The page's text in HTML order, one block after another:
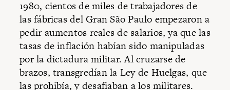
1980, cientos de miles de trabajadores de
las fábricas del Gran São Paulo empezaron a
pedir aumentos reales de salarios, ya que las
tasas de inflación habían sido manipuladas
por la dictadura militar. Al cruzarse de
brazos, transgredían la Ley de Huelgas, que
las prohibía, y desafiaban a los militares.